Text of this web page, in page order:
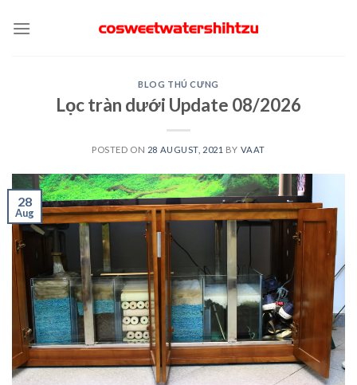
BLOG THÚ CƯNG
Lọc tràn dưới Update 08/2026
POSTED ON 28 AUGUST, 2021 BY VAAT
28
Aug